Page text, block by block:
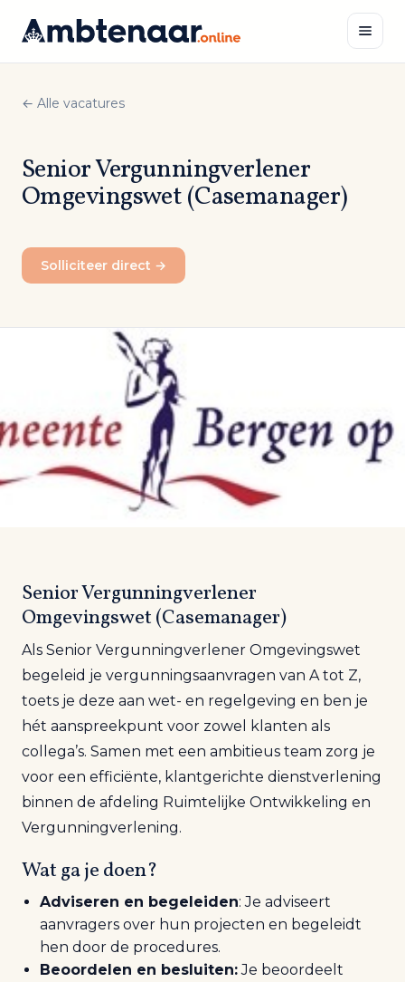
inhoud
← Alle vacatures
Senior Vergunningverlener
Omgevingswet (Casemanager)
Solliciteer direct →
Senior Vergunningverlener
Omgevingswet (Casemanager)
Als Senior Vergunningverlener Omgevingswet
begeleid je vergunningsaanvragen van A tot Z,
toets je deze aan wet- en regelgeving en ben je
hét aanspreekpunt voor zowel klanten als
collega’s. Samen met een ambitieus team zorg je
voor een efficiënte, klantgerichte dienstverlening
binnen de afdeling Ruimtelijke Ontwikkeling en
Vergunningverlening.
Wat ga je doen?
Adviseren en begeleiden: Je adviseert
aanvragers over hun projecten en begeleidt
hen door de procedures.
Beoordelen en besluiten:Je beoordeelt